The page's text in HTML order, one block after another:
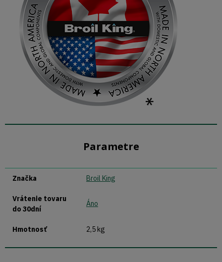
Parametre
Značka Broil King
Vrátenie tovaru
do 30dní
Áno
Hmotnosť 2,5 kg